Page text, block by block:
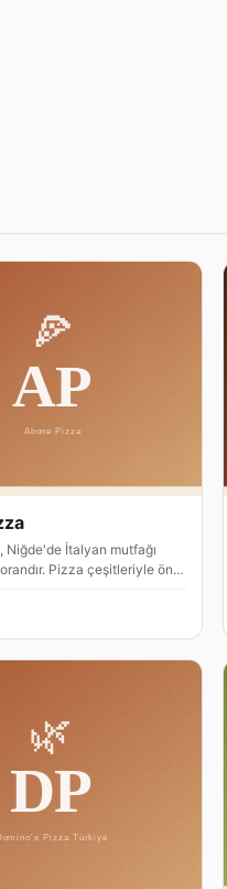
Niğde'de İtalyan mutfağı
Pizza çeşitleriyle öne
şehir merkez…